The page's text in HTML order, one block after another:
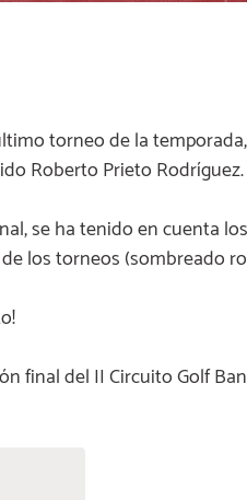
torneo de la
Roberto Prieto Rodríguez.
se ha tenido en cuenta
los torneos (sombreado
final del II Circuito Golf